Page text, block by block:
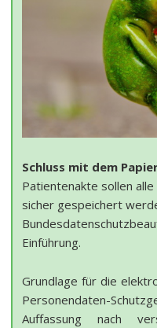
Schluss mit dem
Patientenakte sollen
sicher gespeichert
Einführung.
Grundlage für die
Personendaten-
Auffassung nach